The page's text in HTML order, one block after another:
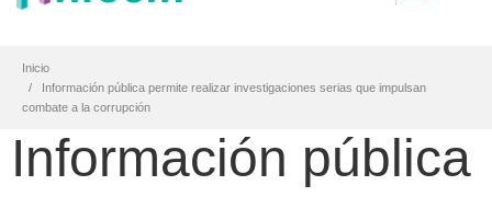
Inicio
Información pública permite realizar investigaciones serias que impulsan
combate a la corrupción
Información pública